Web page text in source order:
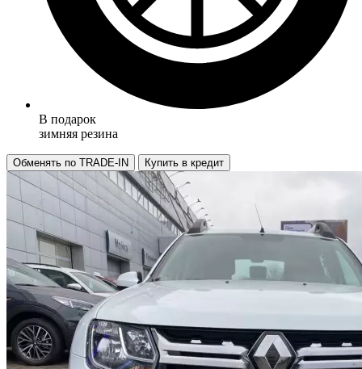
В подарок
зимняя резина
Обменять по TRADE-IN Купить в кредит